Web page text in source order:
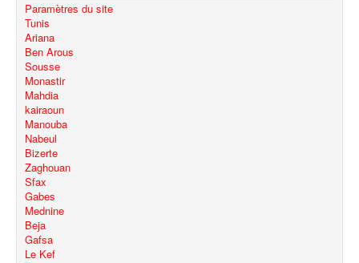
Paramètres du site
Tunis
Ariana
Ben Arous
Sousse
Monastir
Mahdia
kairaoun
Manouba
Nabeul
Bizerte
Zaghouan
Sfax
Gabes
Mednine
Beja
Gafsa
Le Kef